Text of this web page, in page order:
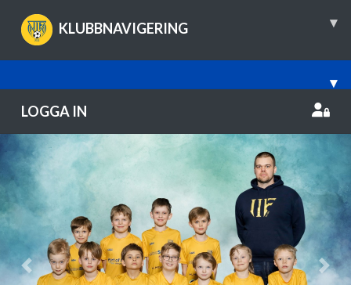
KLUBBNAVIGERING ▾
▾
LOGGA IN
Previous